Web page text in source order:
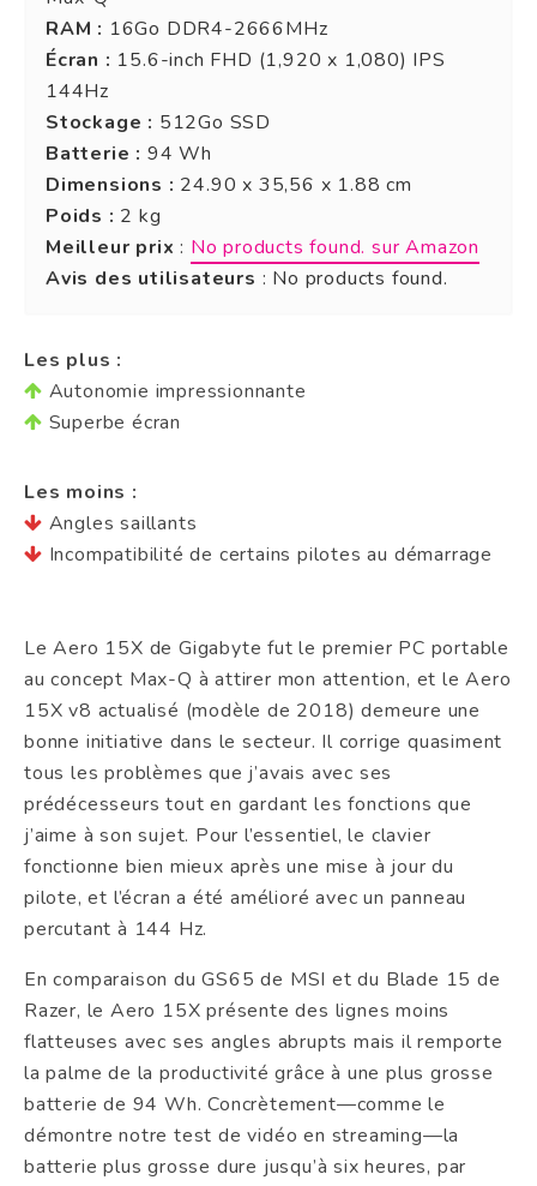
RAM : 16Go DDR4-2666MHz
Écran : 15.6-inch FHD (1,920 x 1,080) IPS
144Hz
Stockage : 512Go SSD
Batterie : 94 Wh
Dimensions : 24.90 x 35,56 x 1.88 cm
Poids : 2 kg
Meilleur prix : No products found. sur Amazon
Avis des utilisateurs : No products found.
Les plus :
Autonomie impressionnante
Superbe écran
Les moins :
Angles saillants
Incompatibilité de certains pilotes au démarrage
Le Aero 15X de Gigabyte fut le premier PC portable
au concept Max-Q à attirer mon attention, et le Aero
15X v8 actualisé (modèle de 2018) demeure une
bonne initiative dans le secteur. Il corrige quasiment
tous les problèmes que j’avais avec ses
prédécesseurs tout en gardant les fonctions que
j’aime à son sujet. Pour l’essentiel, le clavier
fonctionne bien mieux après une mise à jour du
pilote, et l’écran a été amélioré avec un panneau
percutant à 144 Hz.
En comparaison du GS65 de MSI et du Blade 15 de
Razer, le Aero 15X présente des lignes moins
flatteuses avec ses angles abrupts mais il remporte
la palme de la productivité grâce à une plus grosse
batterie de 94 Wh. Concrètement—comme le
démontre notre test de vidéo en streaming—la
batterie plus grosse dure jusqu’à six heures, par